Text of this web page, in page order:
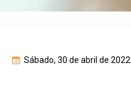
Sábado, 30 de abril de 2022